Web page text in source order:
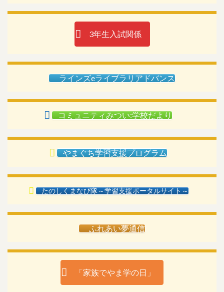
3年生入試関係
ラインズeライブラリアドバンス
コミュニティみつい:学校だより
やまぐち学習支援プログラム
たのしくまなび隊～学習支援ポータルサイト～
ふれあい夢通信
「家族でやま学の日」